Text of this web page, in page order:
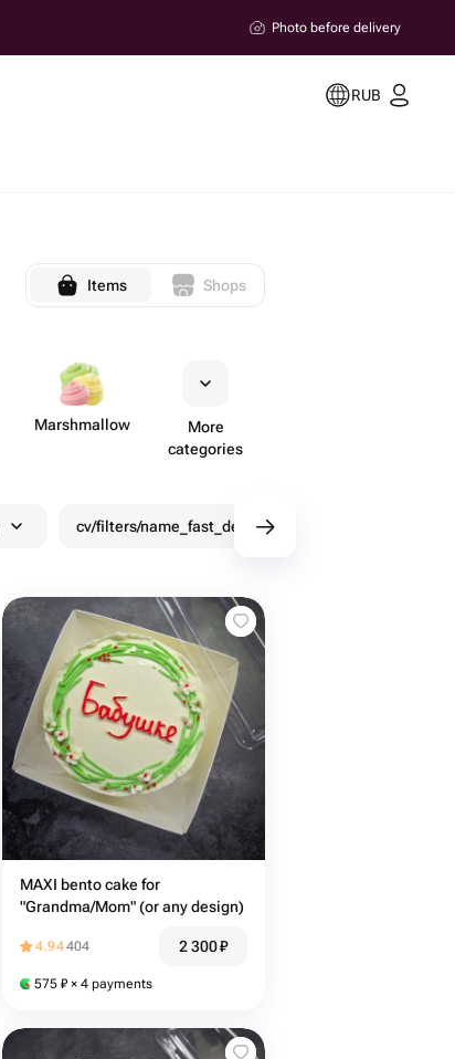
Photo before delivery
RUB
Items Shops
Marsh​mallow
More
categories
cv/filters/name_fast_delivery
MAXI bento cake for
"Grandma/Mom" (or any design)
4.94404 2 300₽
575 ₽ × 4 payments